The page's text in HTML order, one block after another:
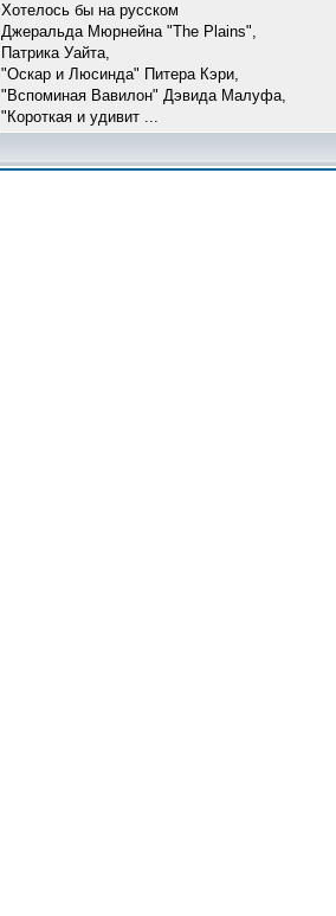
Хотелось бы на русском
Джеральда Мюрнейна "The Plains",
Патрика Уайта,
"Оскар и Люсинда" Питера Кэри,
"Вспоминая Вавилон" Дэвида Малуфа,
"Короткая и удивит ...